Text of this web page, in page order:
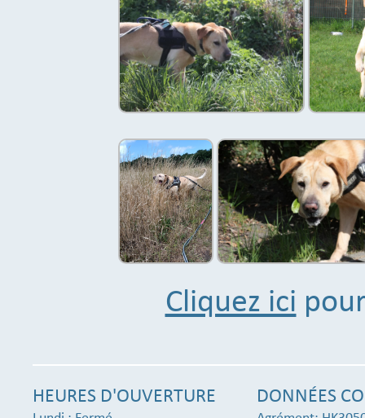
Cliquez ici
HEURES D'OUVERTURE DONNÉES